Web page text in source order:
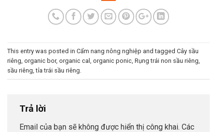
This entry was posted in Cẩm nang nông nghiệp and tagged Cây sầu
riêng organic bor, organic cal organic ponic Rụng trái non sầu riêng
sầu riêng ,tỉa trái sầu riêng
Trả lời
Email của bạn sẽ không được hiển thị công khai. Các